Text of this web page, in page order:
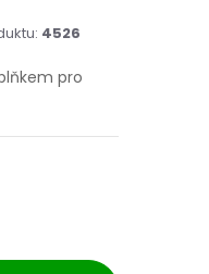
4526
pro